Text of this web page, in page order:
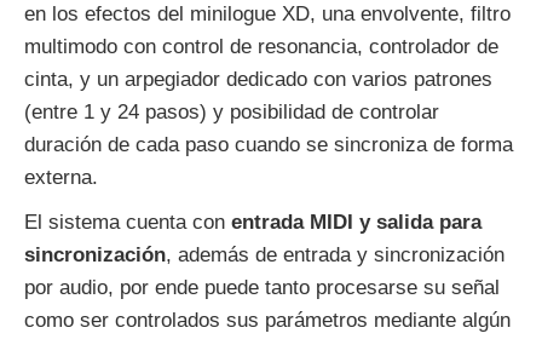
en los efectos del minilogue XD, una envolvente, filtro
multimodo con control de resonancia, controlador de
cinta, y un arpegiador dedicado con varios patrones
(entre 1 y 24 pasos) y posibilidad de controlar
duración de cada paso cuando se sincroniza de forma
externa.
El sistema cuenta con entrada MIDI y salida para
sincronización, además de entrada y sincronización
por audio, por ende puede tanto procesarse su señal
como ser controlados sus parámetros mediante algún